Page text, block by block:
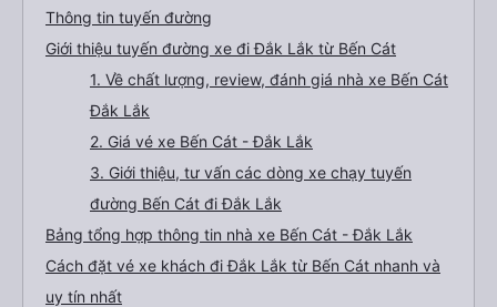
Thông tin tuyến đường
Giới thiệu tuyến đường xe đi Đắk Lắk từ Bến Cát
1. Về chất lượng, review, đánh giá nhà xe Bến Cát
Đắk Lắk
2. Giá vé xe Bến Cát - Đắk Lắk
3. Giới thiệu, tư vấn các dòng xe chạy tuyến
đường Bến Cát đi Đắk Lắk
Bảng tổng hợp thông tin nhà xe Bến Cát - Đắk Lắk
Cách đặt vé xe khách đi Đắk Lắk từ Bến Cát nhanh và
uy tín nhất